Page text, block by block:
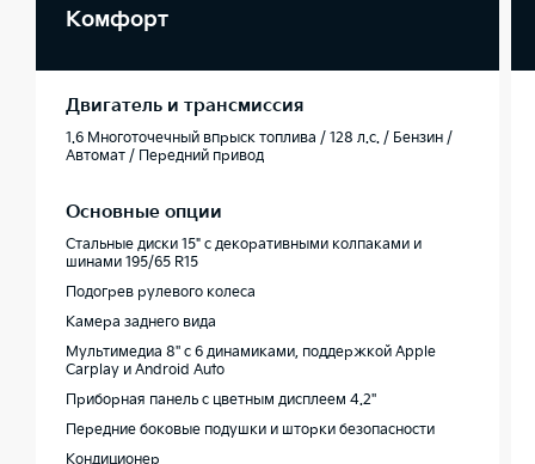
Комфорт
Двигатель и трансмиссия
1.6 Многоточечный впрыск топлива / 128 л.с. / Бензин /
Автомат / Передний привод
Основные опции
Стальные диски 15" с декоративными колпаками и
шинами 195/65 R15
Подогрев рулевого колеса
Камера заднего вида
Мультимедиа 8'' с 6 динамиками, поддержкой Apple
Carplay и Android Auto
Приборная панель c цветным дисплеем 4.2''
Передние боковые подушки и шторки безопасности
Кондиционер